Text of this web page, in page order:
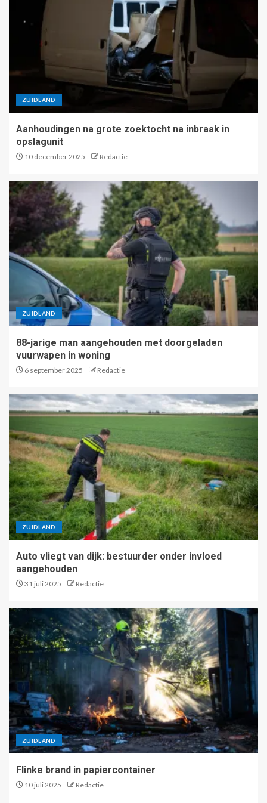
ZUIDLAND
Aanhoudingen na grote zoektocht na inbraak in
opslagunit
10 december 2025 Redactie
ZUIDLAND
88-jarige man aangehouden met doorgeladen
vuurwapen in woning
6 september 2025 Redactie
ZUIDLAND
Auto vliegt van dijk: bestuurder onder invloed
aangehouden
31 juli 2025 Redactie
ZUIDLAND
Flinke brand in papiercontainer
10 juli 2025 Redactie